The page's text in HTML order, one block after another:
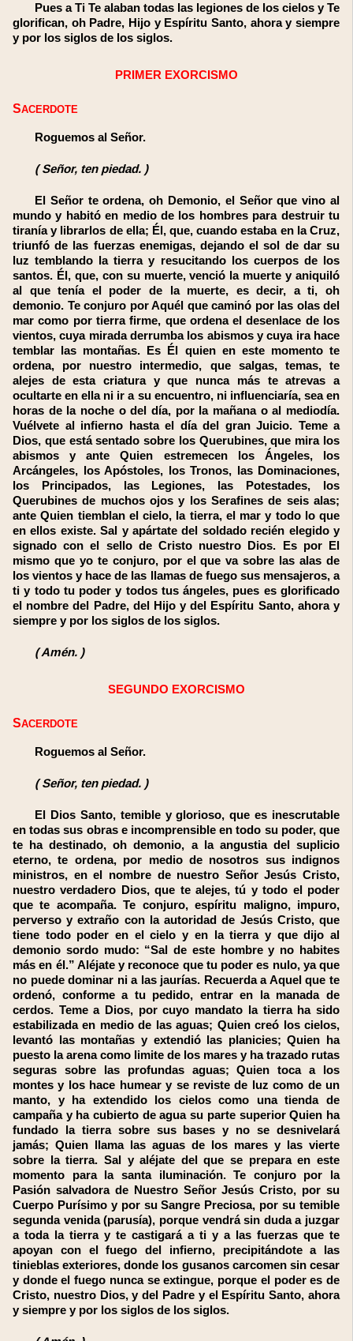
Pues a Ti Te alaban todas las legiones de los cielos y Te
glorifican, oh Padre, Hijo y Espíritu Santo, ahora y siempre
y por los siglos de los siglos.
PRIMER EXORCISMO
SACERDOTE
Roguemos al Señor.
( Señor, ten piedad. )
El Señor te ordena, oh Demonio, el Señor que vino al
mundo y habitó en medio de los hombres para destruir tu
tiranía y librarlos de ella; Él, que, cuando estaba en la Cruz,
triunfó de las fuerzas enemigas, dejando el sol de dar su
luz temblando la tierra y resucitando los cuerpos de los
santos. Él, que, con su muerte, venció la muerte y aniquiló
al que tenía el poder de la muerte, es decir, a ti, oh
demonio. Te conjuro por Aquél que caminó por las olas del
mar como por tierra firme, que ordena el desenlace de los
vientos, cuya mirada derrumba los abismos y cuya ira hace
temblar las montañas. Es Él quien en este momento te
ordena, por nuestro intermedio, que salgas, temas, te
alejes de esta criatura y que nunca más te atrevas a
ocultarte en ella ni ir a su encuentro, ni influenciaría, sea en
horas de la noche o del día, por la mañana o al mediodía.
Vuélvete al infierno hasta el día del gran Juicio. Teme a
Dios, que está sentado sobre los Querubines, que mira los
abismos y ante Quien estremecen los Ángeles, los
Arcángeles, los Apóstoles, los Tronos, las Dominaciones,
los Principados, las Legiones, las Potestades, los
Querubines de muchos ojos y los Serafines de seis alas;
ante Quien tiemblan el cielo, la tierra, el mar y todo lo que
en ellos existe. Sal y apártate del soldado recién elegido y
signado con el sello de Cristo nuestro Dios. Es por El
mismo que yo te conjuro, por el que va sobre las alas de
los vientos y hace de las llamas de fuego sus mensajeros, a
ti y todo tu poder y todos tus ángeles, pues es glorificado
el nombre del Padre, del Hijo y del Espíritu Santo, ahora y
siempre y por los siglos de los siglos.
(Amén. )
SEGUNDO EXORCISMO
SACERDOTE
Roguemos al Señor.
( Señor, ten piedad. )
El Dios Santo, temible y glorioso, que es inescrutable
en todas sus obras e incomprensible en todo su poder, que
te ha destinado, oh demonio, a la angustia del suplicio
eterno, te ordena, por medio de nosotros sus indignos
ministros, en el nombre de nuestro Señor Jesús Cristo,
nuestro verdadero Dios, que te alejes, tú y todo el poder
que te acompaña. Te conjuro, espíritu maligno, impuro,
perverso y extraño con la autoridad de Jesús Cristo, que
tiene todo poder en el cielo y en la tierra y que dijo al
demonio sordo mudo: “Sal de este hombre y no habites
más en él.” Aléjate y reconoce que tu poder es nulo, ya que
no puede dominar ni a las jaurías. Recuerda a Aquel que te
ordenó, conforme a tu pedido, entrar en la manada de
cerdos. Teme a Dios, por cuyo mandato la tierra ha sido
estabilizada en medio de las aguas; Quien creó los cielos,
levantó las montañas y extendió las planicies; Quien ha
puesto la arena como limite de los mares y ha trazado rutas
seguras sobre las profundas aguas; Quien toca a los
montes y los hace humear y se reviste de luz como de un
manto, y ha extendido los cielos como una tienda de
campaña y ha cubierto de agua su parte superior Quien ha
fundado la tierra sobre sus bases y no se desnivelará
jamás; Quien llama las aguas de los mares y las vierte
sobre la tierra. Sal y aléjate del que se prepara en este
momento para la santa iluminación. Te conjuro por la
Pasión salvadora de Nuestro Señor Jesús Cristo, por su
Cuerpo Purísimo y por su Sangre Preciosa, por su temible
segunda venida (parusía), porque vendrá sin duda a juzgar
a toda la tierra y te castigará a ti y a las fuerzas que te
apoyan con el fuego del infierno, precipitándote a las
tinieblas exteriores, donde los gusanos carcomen sin cesar
y donde el fuego nunca se extingue, porque el poder es de
Cristo, nuestro Dios, y del Padre y el Espíritu Santo, ahora
y siempre y por los siglos de los siglos.